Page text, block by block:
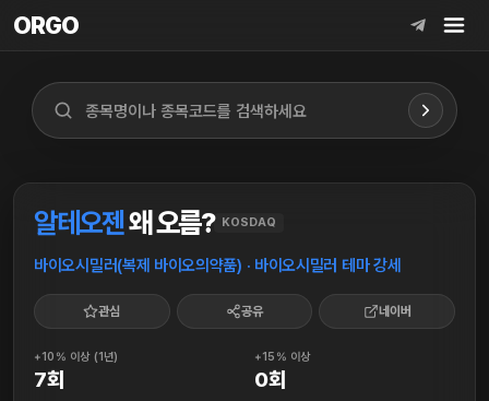
ORGO
ORGO
알테오젠왜 오름? KOSDAQ
바이오시밀러(복제 바이오의약품) · 바이오시밀러 테마 강세
관심 공유 네이버
+10% 이상 (1년)
7회
+15% 이상
0회